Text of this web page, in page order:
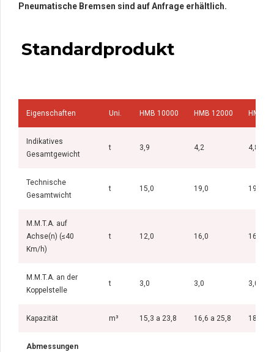
Pneumatische Bremsen sind auf Anfrage erhältlich.
Standardprodukt
Eigenschaften Uni. HMB 10000 HMB 12000 HMB
Indikatives
Gesamtgewicht
t 3,9 4,2 4,8
Technische
Gesamtwicht
t 15,0 19,0 19,0
M.M.T.A. auf
Achse(n) (≤40
Km/h)
t 12,0 16,0 16,0
M.M.T.A. an der
Koppelstelle
t 3,0 3,0 3,0
Kapazität m³ 15,3 a 23,8 16,6 a 25,8 18,6 a
Abmessungen